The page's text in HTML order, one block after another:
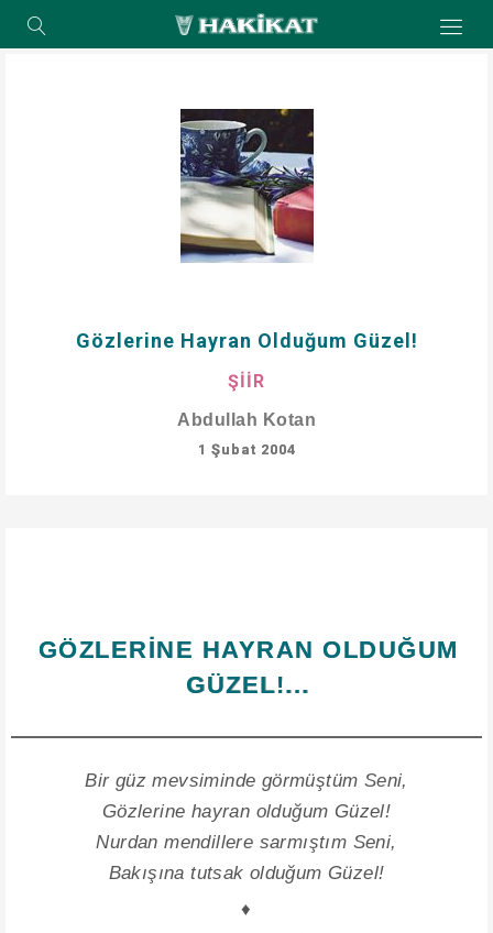
Gözlerine Hayran Olduğum Güzel!
ŞİİR
Abdullah Kotan
1 Şubat 2004
GÖZLERİNE HAYRAN OLDUĞUM
GÜZEL!...
Bir güz mevsiminde görmüştüm Seni,
Gözlerine hayran olduğum Güzel!
Nurdan mendillere sarmıştım Seni,
Bakışına tutsak olduğum Güzel!
♦